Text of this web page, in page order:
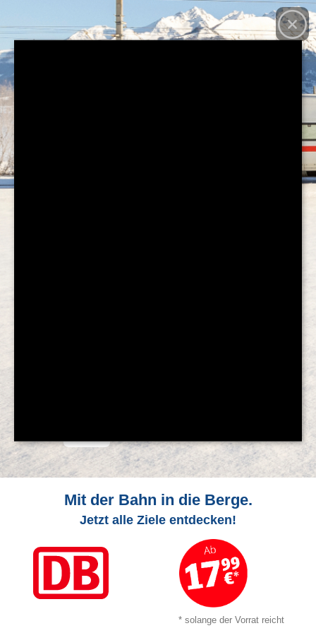
Mit der Bahn in die Berge.
Jetzt alle Ziele entdecken!
* solange der Vorrat reicht